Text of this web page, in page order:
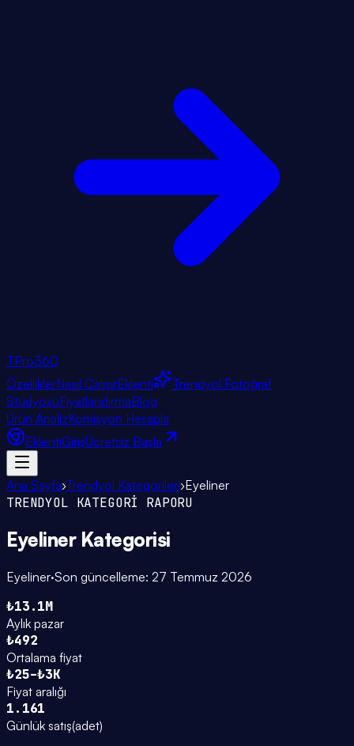
TPro360
ÖzelliklerNasıl ÇalışırEklenti
Trendyol Fotoğraf
StüdyosuFiyatlandırmaBlog
Ürün AnalizKomisyon Hesapla
EklentiGirişÜcretsiz Başla
Ana Sayfa›Trendyol Kategorileri›Eyeliner
TRENDYOL KATEGORİ RAPORU
Eyeliner Kategorisi
Eyeliner·Son güncelleme: 27 Temmuz 2026
₺13.1M
Aylık pazar
₺492
Ortalama fiyat
₺25–₺3K
Fiyat aralığı
1.161
Günlük satış(adet)